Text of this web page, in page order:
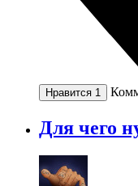
Нравится 1
Для чего